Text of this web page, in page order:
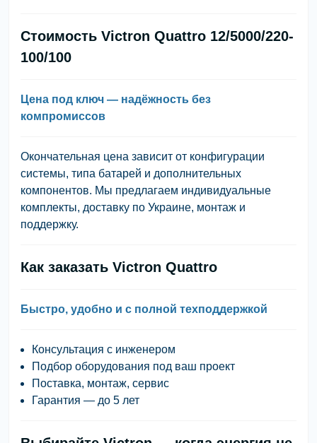
Стоимость Victron Quattro 12/5000/220-
100/100
Цена под ключ — надёжность без
компромиссов
Окончательная цена зависит от конфигурации
системы, типа батарей и дополнительных
компонентов. Мы предлагаем индивидуальные
комплекты, доставку по Украине, монтаж и
поддержку.
Как заказать Victron Quattro
Быстро, удобно и с полной техподдержкой
Консультация с инженером
Подбор оборудования под ваш проект
Поставка, монтаж, сервис
Гарантия — до 5 лет